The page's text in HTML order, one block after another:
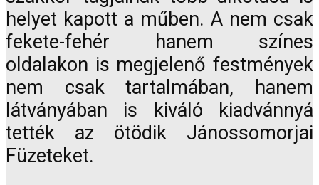
helyet kapott a műben. A nem csak
fekete-fehér hanem színes
oldalakon is megjelenő festmények
nem csak tartalmában, hanem
látványában is kiváló kiadvánnyá
tették az ötödik Jánossomorjai
Füzeteket.